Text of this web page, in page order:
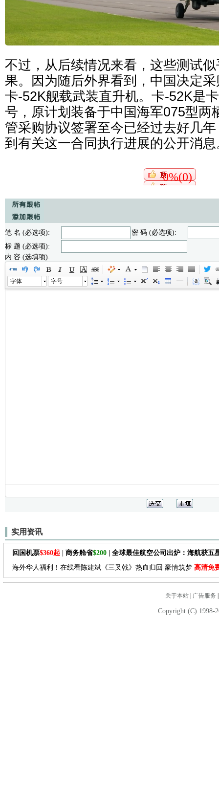
不过，从后续情况来看，这些测试
果。因为随后外界看到，中国决定
卡-52K舰载武装直升机。卡-52K是
号，原计划装备于中国海军075型两
管采购协议签署至今已经过去好几
到有关这一合同执行进展的公开消息
0%(0)
笔 名 (必选项):
密 码 (必选项):
标 题 (必选项):
内 容 (选填项):
字体 字号
实用资讯
回国机票$360起 | 商务舱省$200 | 全球最佳航空公司出炉：海航获五
海外华人福利！在线看陈建斌《三叉戟》热血归回 豪情筑梦 高清免
关于本站| 广告服务
Copyright (C) 1998-